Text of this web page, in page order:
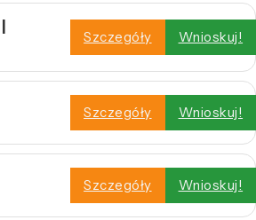
Szczegóły Wnioskuj!
Szczegóły Wnioskuj!
Szczegóły Wnioskuj!